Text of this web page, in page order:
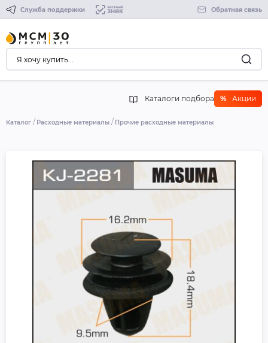
Служба поддержки Обратная связь
Каталоги подбора % Акции
Каталог Расходные материалы Прочие расходные материалы